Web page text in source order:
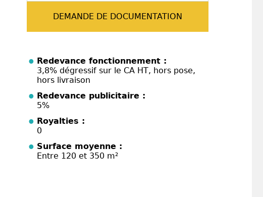
DEMANDE DE DOCUMENTATION
Redevance fonctionnement :
3,8% dégressif sur le CA HT, hors pose,
hors livraison
Redevance publicitaire :
5%
Royalties :
0
Surface moyenne :
Entre 120 et 350 m²